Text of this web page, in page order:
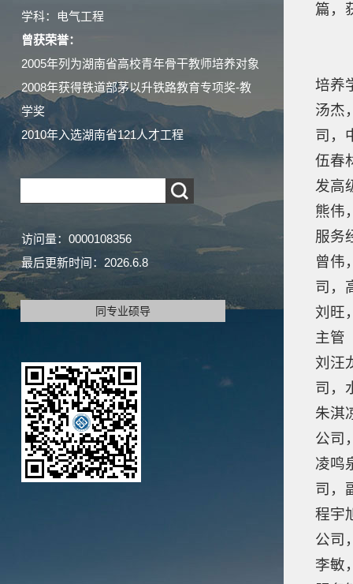
学科：电气工程
曾获荣誉：
2005年列为湖南省高校青年骨干教师培养对象
2008年获得铁道部茅以升铁路教育专项奖-教
学奖
2010年入选湖南省121人才工程
访问量： 0000108356
最后更新时间： 2026.6.8
同专业硕导
篇，
培养
汤杰
司，
伍春
发高
熊伟
服务
曾伟
司，
刘旺
主管
刘汪
司，
朱淇
公司
凌鸣
司，
程宇
公司
李敏